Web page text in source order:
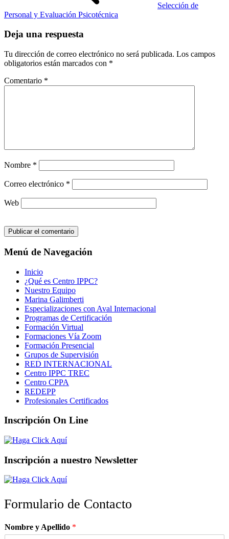
Selección de
Personal y Evaluación Psicotécnica
Deja una respuesta
Tu dirección de correo electrónico no será publicada. Los campos
obligatorios están marcados con *
Comentario *
Nombre *
Correo electrónico *
Web
Menú de Navegación
Inicio
¿Qué es Centro IPPC?
Nuestro Equipo
Marina Galimberti
Especializaciones con Aval Internacional
Programas de Certificación
Formación Virtual
Formaciones Vía Zoom
Formación Presencial
Grupos de Supervisión
RED INTERNACIONAL
Centro IPPC TREC
Centro CPPA
REDEPP
Profesionales Certificados
Inscripción On Line
Inscripción a nuestro Newsletter
Formulario de Contacto
Nombre y Apellido *